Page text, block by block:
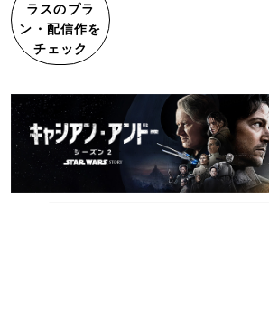
ラスのプラ
ン・配信作を
チェック